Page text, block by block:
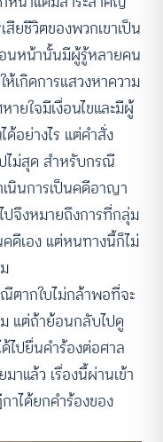
ยชีวิตของพวกเขาเป็น
อนหน้านั้นมีผู้รู้หลายคน
เกิดการแสวงหาความ
ายใจมีเงื่อนไขและมีผู้
อย่างไร แต่คำสั่ง
ไม่สุด สำหรับกรณี
นินการเป็นคดีอาญา
จึงหมายถึงการที่กลุ่ม
ดีเอง แต่หนทางนี้ก็ไม่
ตากใบไม่กล้าพอที่จะ
ม แต่ถ้าย้อนกลับไปดู
ไปยื่นคำร้องต่อศาล
าแล้ว เรื่องนี้ผ่านเข้า
าได้ยกคำร้องของ